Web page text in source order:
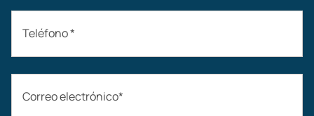
Teléfono *
Correo electrónico*